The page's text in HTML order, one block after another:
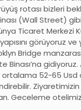
rotası bizleri
(Wall Street) gibi
Ticaret
görüyoruz
Bridge
52-65 Usd
Geceleme